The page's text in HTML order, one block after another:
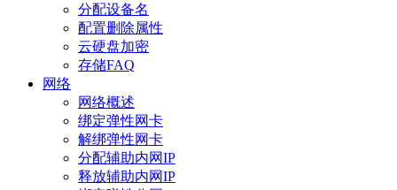
分配设备名
配置删除属性
云硬盘加密
存储FAQ
网络
网络概述
绑定弹性网卡
解绑弹性网卡
分配辅助内网IP
释放辅助内网IP